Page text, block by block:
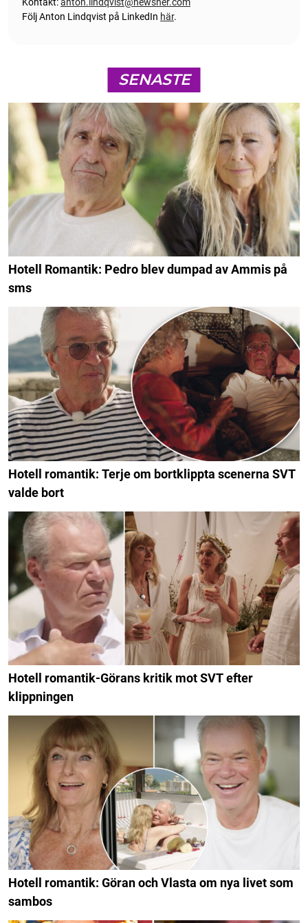
bevakat flera stora nöjesevenemang som Melodifestivalen,
Allsång på Skansenoch Let’s dance i kulisserna.
SENASTE
Hotell Romantik: Pedro blev dumpad av Ammis på
valde bort
Hotell romantik-Görans kritik mot SVT efter
klippningen